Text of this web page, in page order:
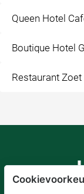
Queen Hotel
Boutique Hotel
Restaurant